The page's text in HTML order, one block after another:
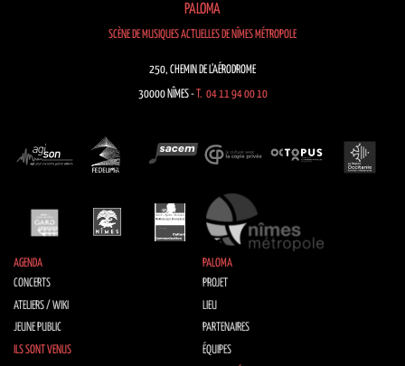
PALOMA
SCÈNE DE MUSIQUES ACTUELLES DE NÎMES MÉTROPOLE
250, CHEMIN DE L’AÉRODROME
30000 NÎMES -T. 04 11 94 00 10
AGENDA
CONCERTS
ATELIERS / WIKI
JEUNE PUBLIC
ILS SONT VENUS
PALOMA
PROJET
LIEU
PARTENAIRES
ÉQUIPES